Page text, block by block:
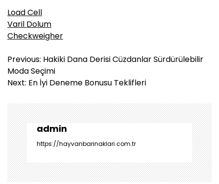
Load Cell
Varil Dolum
Checkweigher
Y
a
z
g
e
z
i
n
m
e
Previous: Hakiki Dana Derisi Cüzdanlar Sürdürülebilir
Moda Seçimi
Next: En İyi Deneme Bonusu Teklifleri
admin
https://hayvanbarinaklari.com.tr